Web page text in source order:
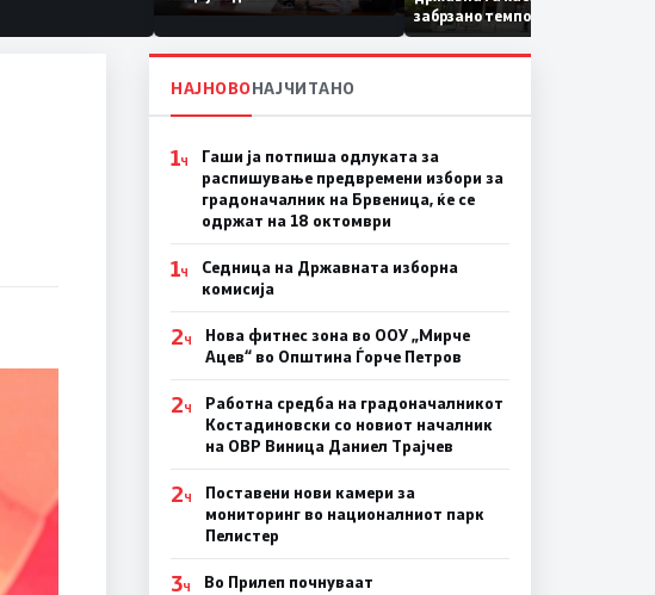
Коридор 8, Македонија
станува раскрсница на
Балканот
забрзано темпо
НАЈНОВОНАЈЧИТАНО
1Ч
Гаши ја потпиша одлуката за
распишување предвремени избори за
градоначалник на Брвеница, ќе се
одржат на 18 октомври
1Ч
Седница на Државната изборна
комисија
2Ч
Нова фитнес зона во ООУ „Мирче
Ацев“ во Општина Ѓорче Петров
2Ч
Работна средба на градоначалникот
Костадиновски со новиот началник
на ОВР Виница Даниел Трајчев
2Ч
Поставени нови камери за
мониторинг во националниот парк
Пелистер
3Ч
Во Прилеп почнуваат